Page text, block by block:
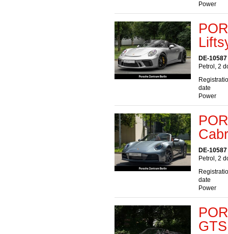
Power
DE-
Petrol, 2
date
Power
DE-
Petrol, 2
date
Power